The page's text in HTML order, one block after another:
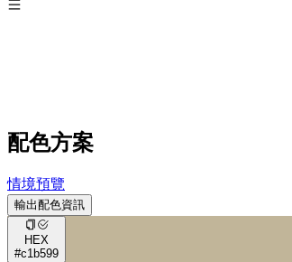
配色方案
情境預覽
輸出配色資訊
HEX
#c1b599